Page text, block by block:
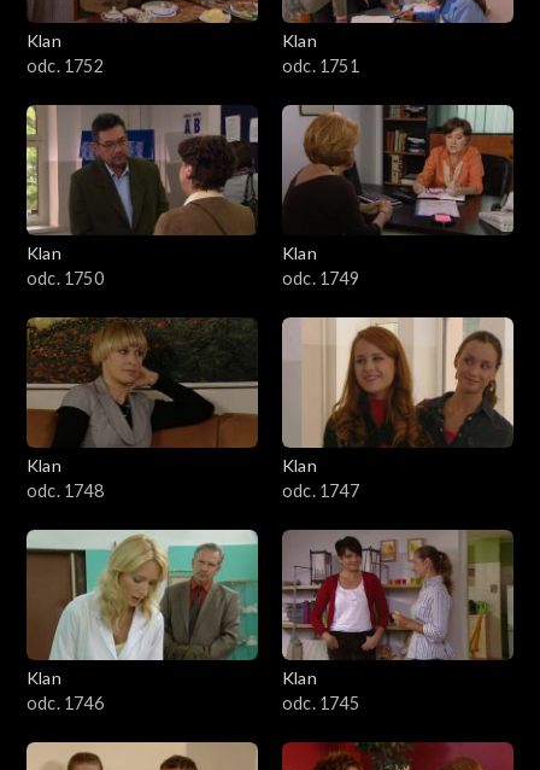
Klan
odc. 1752
Klan
odc. 1751
Klan
odc. 1750
Klan
odc. 1749
Klan
odc. 1748
Klan
odc. 1747
Klan
odc. 1746
Klan
odc. 1745